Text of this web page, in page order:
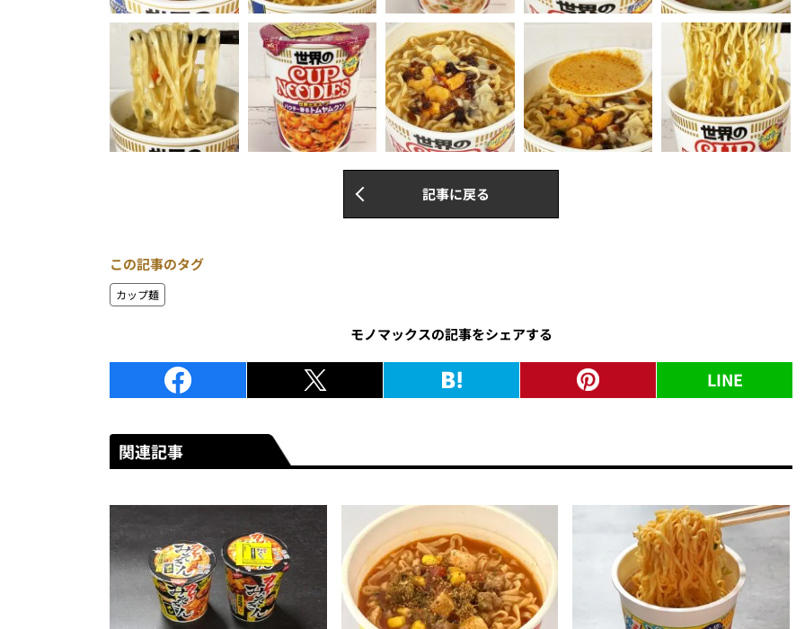
記事に戻る
この記事のタグ
カップ麺
モノマックスの記事をシェアする
LINE
関連記事